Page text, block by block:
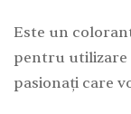
Este un
pentru utilizare
pasionați care